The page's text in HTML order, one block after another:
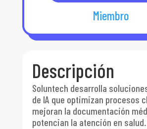
Miembro
Descripción
Soluntech desarrolla
de IA que optimizan procesos
mejoran la documentación
potencian la atención en salud.